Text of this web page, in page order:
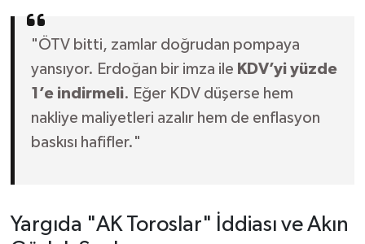
"ÖTV bitti, zamlar doğrudan pompaya
yansıyor. Erdoğan bir imza ile KDV’yi yüzde
1’e indirmeli. Eğer KDV düşerse hem
nakliye maliyetleri azalır hem de enflasyon
baskısı hafifler."
Yargıda "AK Toroslar" İddiası ve Akın